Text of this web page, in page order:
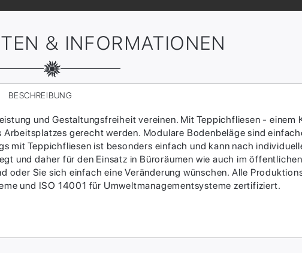
& INFORMATIONEN
BESCHREIBUNG
und Gestaltungsfreiheit vereinen. Mit Teppichfliesen - einem
gerecht werden. Modulare Bodenbeläge sind
mit Teppichfliesen ist besonders einfach und kann nach
und daher für den Einsatz in Büroräumen wie auch im
oder Sie sich einfach eine Veränderung wünschen. Alle
und ISO 14001 für Umweltmanagementsysteme zertifiziert.